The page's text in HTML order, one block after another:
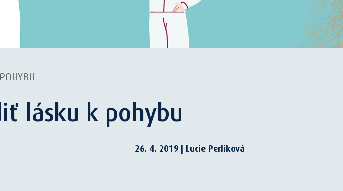
lásku k pohybu
26. 4. 2019 | Lucie Perlíková